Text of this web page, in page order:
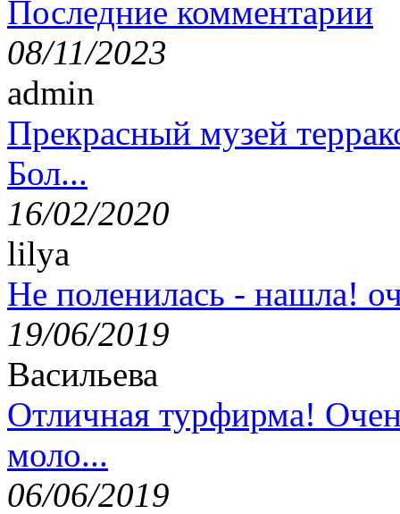
Последние комментарии
08/11/2023
admin
Прекрасный музей
Бол...
16/02/2020
lilya
Не поленилась - нашла!
19/06/2019
Васильева
Отличная турфирма!
моло...
06/06/2019